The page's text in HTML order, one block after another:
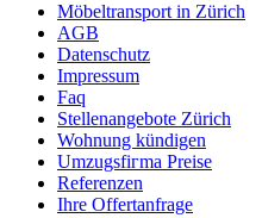
Möbeltransport in Zürich
AGB
Datenschutz
Impressum
Faq
Stellenangebote Zürich
Wohnung kündigen
Umzugsfiгmа Preise
Referenzen
Ihre Offertanfrage